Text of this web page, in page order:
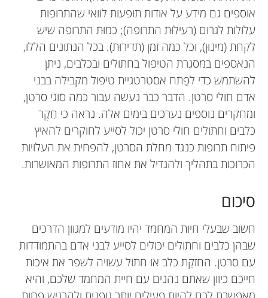
אוספים גם מידע על אודות תופעות לוואי שהתרופות
עלולות לגרום (רעילוּת התרופה); כמוּת התרופה שיש
לקחת (מינוּן), וכל כמה זמן (תדירוּת). בכל הנתונים הללו,
הנאספים במסגרת הטיפול בחתולים ובכלבים, ניתן
להשתמש כדי לפַתח אסטרטגיית טיפול מקבילה בבני
אדם חולי סרטן. הדבר כבר נעשה עבור כמה סוגי סרטן,
ומחקרים נוספים נערכים בימים אלה. נראה כי חֵקֶר
כלבים וחתולים חולי סרטן יכול לסייע לחוקרים להאיץ
פיתוח תרופות כנגד מחלת הסרטן, להפחית את העלויות
הכרוכות בתהליך ולהגדיל את אחוז התרופות המאושרות.
סיכום
חשוב שבעלי חיות המחמד יהיו מודעים למגוון הדרכים
שבהן כלבים וחתולים יכולים לסייע לבני אדם בהתמודדות
עם סרטן. החזקַת כלב או חתול עשויה לשפר את איכות
חייכם כיוון שאתם נהנים עם חיית המחמד שלכם, והיא